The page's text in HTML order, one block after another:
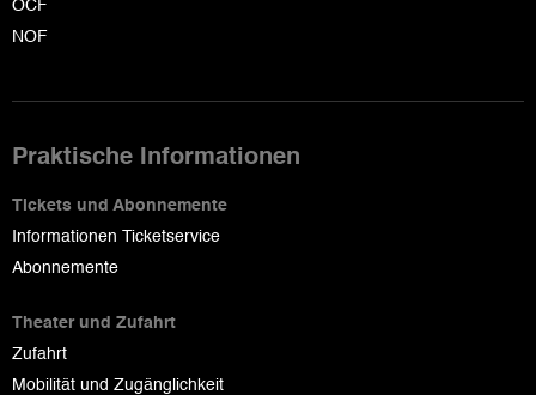
OCF
NOF
Praktische Informationen
Tickets und Abonnemente
Informationen Ticketservice
Abonnemente
Theater und Zufahrt
Zufahrt
Mobilität und Zugänglichkeit